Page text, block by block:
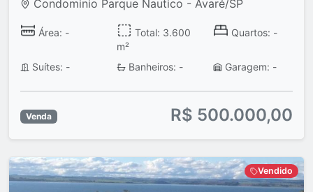
Condominio Parque Nautico - Avaré/SP
Área: -
Total: 3.600
m²
Quartos: -
Suítes: - Banheiros: - Garagem: -
Venda R$ 500.000,00
Vendido